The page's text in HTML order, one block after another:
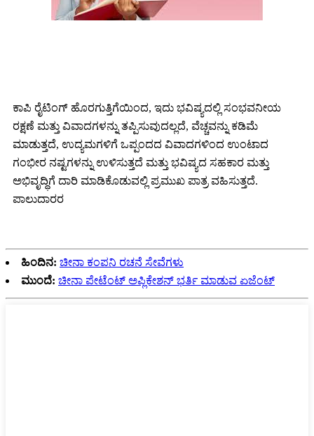
ಕಾಪಿ ರೈಟಿಂಗ್ ಹೊರಗುತ್ತಿಗೆಯಿಂದ, ಇದು ಭವಿಷ್ಯದಲ್ಲಿ ಸಂಭವನೀಯ
ರಕ್ಷಣೆ ಮತ್ತು ವಿವಾದಗಳನ್ನು ತಪ್ಪಿಸುವುದಲ್ಲದೆ, ವೆಚ್ಚವನ್ನು ಕಡಿಮೆ
ಮಾಡುತ್ತದೆ, ಉದ್ಯಮಗಳಿಗೆ ಒಪ್ಪಂದದ ವಿವಾದಗಳಿಂದ ಉಂಟಾದ
ಗಂಭೀರ ನಷ್ಟಗಳನ್ನು ಉಳಿಸುತ್ತದೆ ಮತ್ತು ಭವಿಷ್ಯದ ಸಹಕಾರ ಮತ್ತು
ಅಭಿವೃದ್ಧಿಗೆ ದಾರಿ ಮಾಡಿಕೊಡುವಲ್ಲಿ ಪ್ರಮುಖ ಪಾತ್ರ ವಹಿಸುತ್ತದೆ.
ಪಾಲುದಾರರ
ಹಿಂದಿನ: ಚೀನಾ ಕಂಪನಿ ರಚನೆ ಸೇವೆಗಳು
ಮುಂದೆ: ಚೀನಾ ಪೇಟೆಂಟ್ ಅಪ್ಲಿಕೇಶನ್ ಭರ್ತಿ ಮಾಡುವ ಏಜೆಂಟ್